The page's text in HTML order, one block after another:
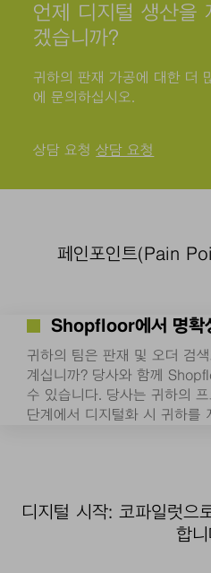
언제 디지털 생산을
겠습니까?
귀하의 판재 가공에 대한 더
에 문의하십시오.
상담 요청상담 요청
페인포인트(Pain
Shopfloor에서 명확
귀하의 팀은 판재 및 오더 검
계십니까? 당사와 함께
수 있습니다. 당사는 귀하의
단계에서 디지털화 시 귀하를
디지털 시작: 코파일럿으
합